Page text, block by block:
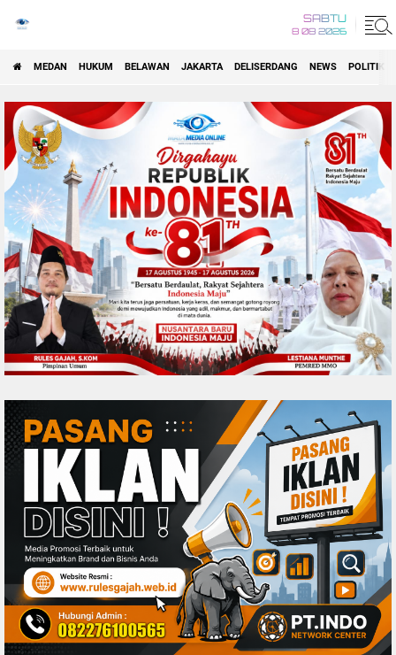
SABTU
8 08 2026
MEDAN HUKUM BELAWAN JAKARTA DELISERDANG NEWS POLITIK